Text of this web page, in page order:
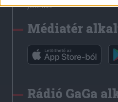
Jóállás
Médiatér
Rádió GaGa